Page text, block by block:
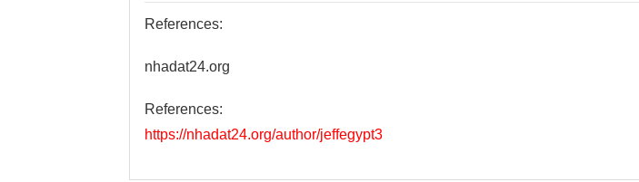
References:
nhadat24.org
References:
https://nhadat24.org/author/jeffegypt3